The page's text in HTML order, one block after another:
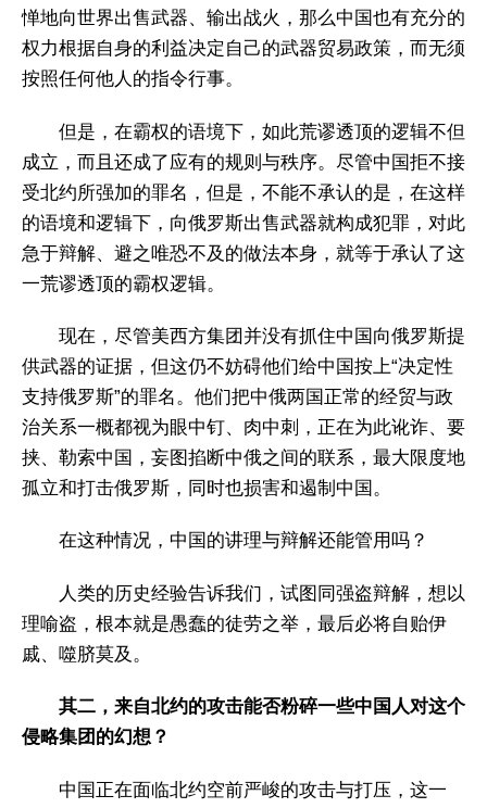
惮地向世界出售武器、输出战火，那么中国也有充分的
权力根据自身的利益决定自己的武器贸易政策，而无须
按照任何他人的指令行事。
但是，在霸权的语境下，如此荒谬透顶的逻辑不但
成立，而且还成了应有的规则与秩序。尽管中国拒不接
受北约所强加的罪名，但是，不能不承认的是，在这样
的语境和逻辑下，向俄罗斯出售武器就构成犯罪，对此
急于辩解、避之唯恐不及的做法本身，就等于承认了这
一荒谬透顶的霸权逻辑。
现在，尽管美西方集团并没有抓住中国向俄罗斯提
供武器的证据，但这仍不妨碍他们给中国按上“决定性
支持俄罗斯”的罪名。他们把中俄两国正常的经贸与政
治关系一概都视为眼中钉、肉中刺，正在为此讹诈、要
挟、勒索中国，妄图掐断中俄之间的联系，最大限度地
孤立和打击俄罗斯，同时也损害和遏制中国。
在这种情况，中国的讲理与辩解还能管用吗？
人类的历史经验告诉我们，试图同强盗辩解，想以
理喻盗，根本就是愚蠢的徒劳之举，最后必将自贻伊
戚、噬脐莫及。
其二，来自北约的攻击能否粉碎一些中国人对这个
侵略集团的幻想？
中国正在面临北约空前严峻的攻击与打压，这一